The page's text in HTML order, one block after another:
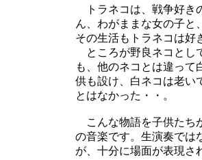
トラネコは、戦争好き
ん、わがままな女の子と
その生活もトラネコは好
ところが野良ネコとし
も、他のネコとは違っ
供も設け、白ネコは老い
とはなかった・・。
こんな物語を子供たち
の音楽です。生演奏では
が、十分に場面が表現さ